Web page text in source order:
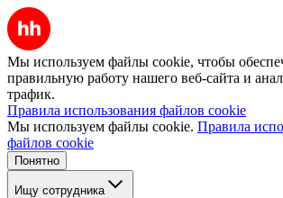
Мы используем файлы cookie, чтобы
правильную работу нашего веб-сайта и
трафик.
Правила использования файлов cookie
Мы используем файлы cookie. Правила
файлов cookie
Понятно
Ищу сотрудника